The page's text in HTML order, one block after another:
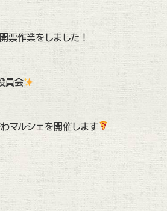
票作業をしました！
員会
マルシェを開催します